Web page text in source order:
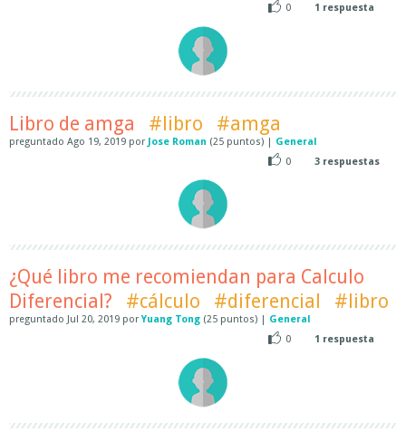
0
1 respuesta
Libro de amga #libro #amga
preguntado Ago 19, 2019 por Jose Roman (25 puntos) | General
0
3 respuestas
¿Qué libro me recomiendan para Calculo
Diferencial?
#cálculo #diferencial #libro
preguntado Jul 20, 2019 porYuang Tong (25 puntos) | General
0
1 respuesta